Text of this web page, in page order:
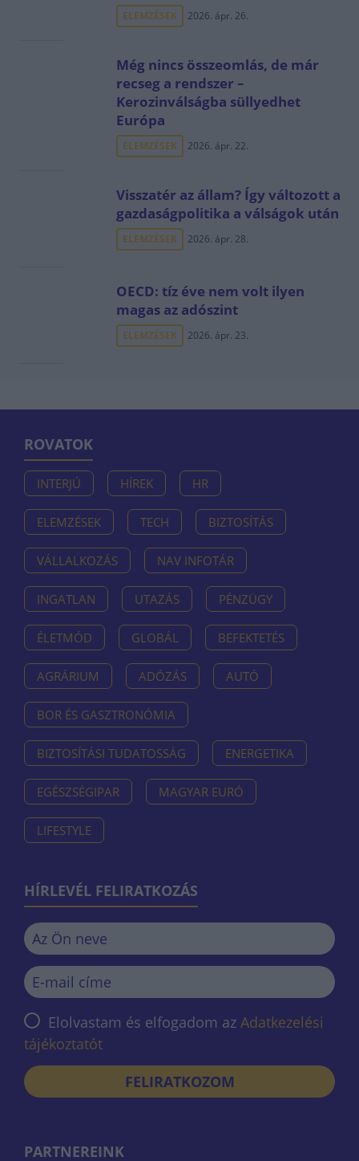
ELEMZÉSEK 2026. ápr. 26.
Még nincs összeomlás, de már
recseg a rendszer –
Kerozinválságba süllyedhet
Európa
ELEMZÉSEK 2026. ápr. 22.
Visszatér az állam? Így változott a
gazdaságpolitika a válságok után
ELEMZÉSEK 2026. ápr. 28.
OECD: tíz éve nem volt ilyen
magas az adószint
ELEMZÉSEK 2026. ápr. 23.
ROVATOK
INTERJÚ HÍREK HR
ELEMZÉSEK TECH BIZTOSÍTÁS
VÁLLALKOZÁS NAV INFOTÁR
INGATLAN UTAZÁS PÉNZÜGY
ÉLETMÓD GLOBÁL BEFEKTETÉS
AGRÁRIUM ADÓZÁS AUTÓ
BOR ÉS GASZTRONÓMIA
BIZTOSÍTÁSI TUDATOSSÁG ENERGETIKA
EGÉSZSÉGIPAR MAGYAR EURÓ
LIFESTYLE
HÍRLEVÉL FELIRATKOZÁS
Elolvastam és elfogadom az Adatkezelési
tájékoztatót
FELIRATKOZOM
PARTNEREINK